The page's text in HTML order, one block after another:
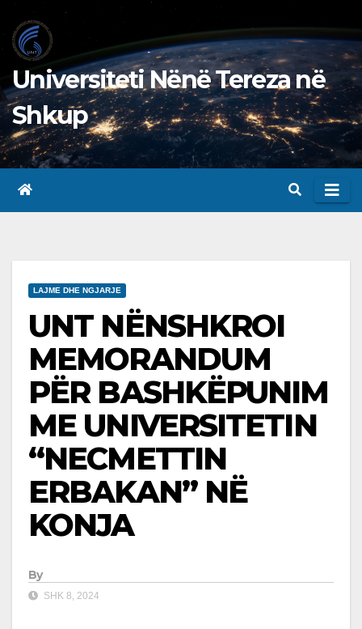
to
content
Universiteti Nënë Tereza në
Shkup
LAJME DHE NGJARJE
UNT NËNSHKROI
MEMORANDUM
PËR BASHKËPUNIM
ME UNIVERSITETIN
“NECMETTIN
ERBAKAN” NË
KONJA
By
SHK 8, 2024